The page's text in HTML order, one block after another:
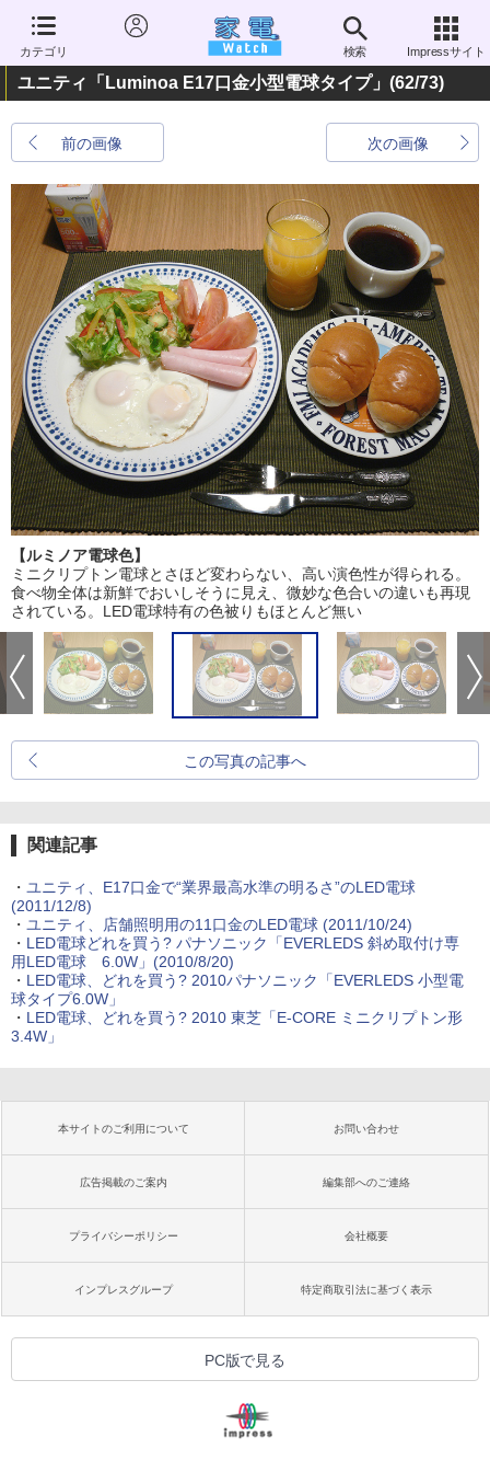
カテゴリ 検索 Impressサイト
ユニティ「Luminoa E17口金小型電球タイプ」 (62/73)
前の画像 次の画像
【ルミノア電球色】
ミニクリプトン電球とさほど変わらない、高い演色性が得られる。
食べ物全体は新鮮でおいしそうに見え、微妙な色合いの違いも再現
されている。LED電球特有の色被りもほとんど無い
この写真の記事へ
関連記事
・ ユニティ、E17口金で“業界最高水準の明るさ”のLED電球
(2011/12/8)
・ ユニティ、店舗照明用の11口金のLED電球 (2011/10/24)
・ LED電球どれを買う? パナソニック「EVERLEDS 斜め取付け専
用LED電球 6.0W」(2010/8/20)
・ LED電球、どれを買う? 2010パナソニック「EVERLEDS 小型電
球タイプ6.0W」
・ LED電球、どれを買う? 2010 東芝「E-CORE ミニクリプトン形
3.4W」
本サイトのご利用について お問い合わせ
広告掲載のご案内 編集部へのご連絡
プライバシーポリシー 会社概要
インプレスグループ 特定商取引法に基づく表示
PC版で見る